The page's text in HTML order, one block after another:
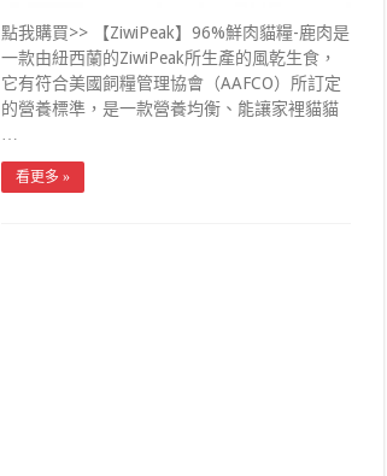
點我購買>> 【ZiwiPeak】96%鮮肉貓糧-鹿肉是
一款由紐西蘭的ZiwiPeak所生產的風乾生食，
它有符合美國飼糧管理協會（AAFCO）所訂定
的營養標準，是一款營養均衡、能讓家裡貓貓
看更多 »